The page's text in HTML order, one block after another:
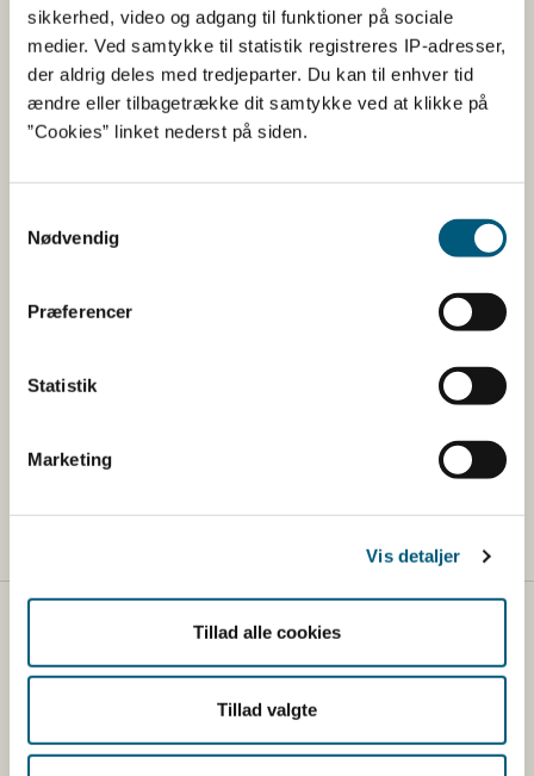
sikkerhed, video og adgang til funktioner på sociale
medier. Ved samtykke til statistik registreres IP-adresser,
der aldrig deles med tredjeparter. Du kan til enhver tid
ændre eller tilbagetrække dit samtykke ved at klikke på
”Cookies” linket nederst på siden.
Nødvendig
Præferencer
Statistik
Marketing
Vis detaljer
Tillad alle cookies
Tillad valgte
Se foderkontrolkampagnerne
Kontrolkampagner 2025
Læs mere
Læs om kontrolkampagner på
Læs om kontrolkampagner på
Fødevarestyrelsen
Fødevarestyrelsen er en styrelse under
Erhvervsministeriet. Styrelsen arbejder med hele
fødevarekæden fra jord til bord med fokus på